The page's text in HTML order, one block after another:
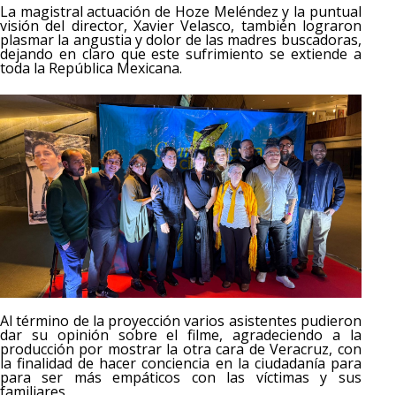
La magistral actuación de Hoze Meléndez y la puntual
visión del director, Xavier Velasco, también lograron
plasmar la angustia y dolor de las madres buscadoras,
dejando en claro que este sufrimiento se extiende a
toda la República Mexicana.
Al término de la proyección varios asistentes pudieron
dar su opinión sobre el filme, agradeciendo a la
producción por mostrar la otra cara de Veracruz, con
la finalidad de hacer conciencia en la ciudadanía para
para ser más empáticos con las víctimas y sus
familiares.